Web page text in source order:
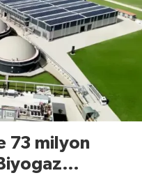
73 milyon